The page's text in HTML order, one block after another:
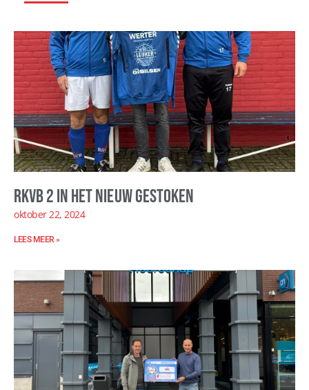
RKVB 2 in het nieuw gestoken
oktober 22, 2024
LEES MEER »